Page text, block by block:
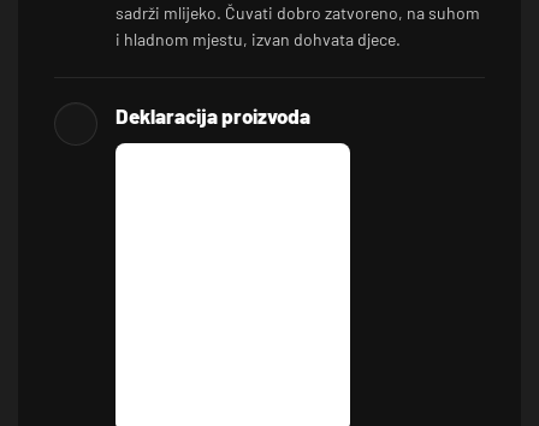
sadrži mlijeko. Čuvati dobro zatvoreno, na suhom
i hladnom mjestu, izvan dohvata djece.
Deklaracija proizvoda